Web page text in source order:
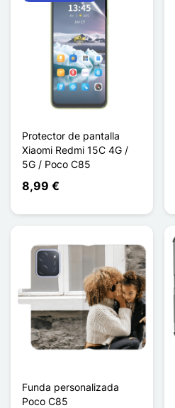
Protector de pantalla
Xiaomi Redmi 15C 4G /
5G / Poco C85
8,99 €
Funda personalizada
Poco C85